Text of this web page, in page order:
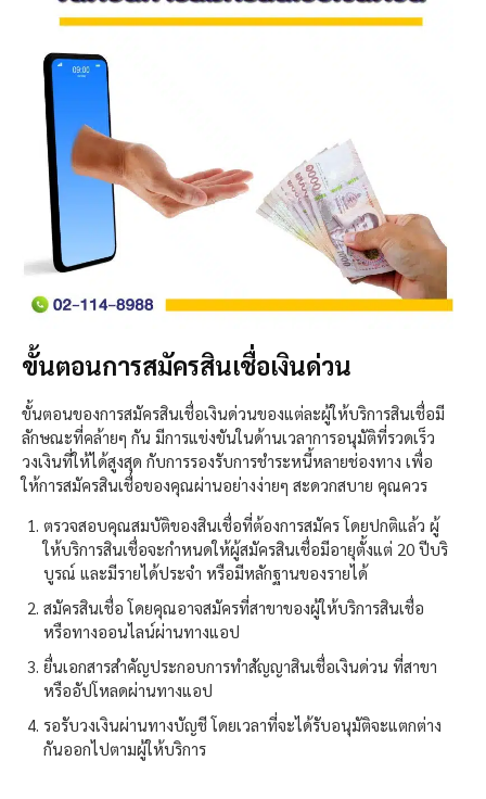
ขั้นตอนการสมัครสินเชื่อเงินด่วน
ขั้นตอนของการสมัครสินเชื่อเงินด่วนของแต่ละผู้ให้บริการสินเชื่อมี
ลักษณะที่คล้ายๆ กัน มีการแข่งขันในด้านเวลาการอนุมัติที่รวดเร็ว
วงเงินที่ให้ได้สูงสุด กับการรองรับการชำระหนี้หลายช่องทาง เพื่อ
ให้การสมัครสินเชื่อของคุณผ่านอย่างง่ายๆ สะดวกสบาย คุณควร
ตรวจสอบคุณสมบัติของสินเชื่อที่ต้องการสมัคร โดยปกติแล้ว ผู้
ให้บริการสินเชื่อจะกำหนดให้ผู้สมัครสินเชื่อมีอายุตั้งแต่ 20 ปีบริ
บูรณ์ และมีรายได้ประจำ หรือมีหลักฐานของรายได้
สมัครสินเชื่อ โดยคุณอาจสมัครที่สาขาของผู้ให้บริการสินเชื่อ
หรือทางออนไลน์ผ่านทางแอป
ยื่นเอกสารสำคัญประกอบการทำสัญญาสินเชื่อเงินด่วน ที่สาขา
หรืออัปโหลดผ่านทางแอป
รอรับวงเงินผ่านทางบัญชี โดยเวลาที่จะได้รับอนุมัติจะแตกต่าง
กันออกไปตามผู้ให้บริการ